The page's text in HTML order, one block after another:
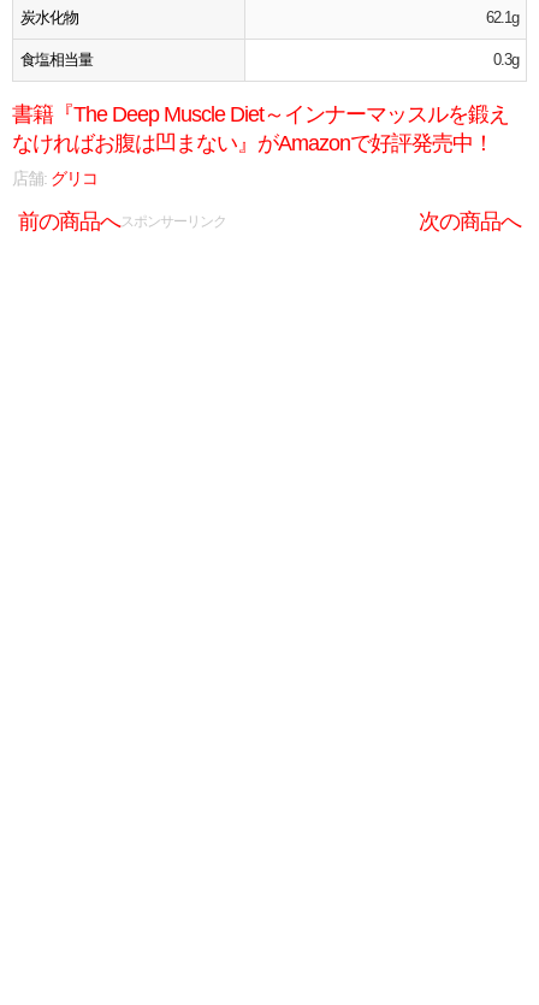
炭水化物 62.1g
食塩相当量 0.3g
書籍『The Deep Muscle Diet～インナーマッスルを鍛え
なければお腹は凹まない』がAmazonで好評発売中！
店舗: グリコ
前の商品へ 次の商品へ
スポンサーリンク